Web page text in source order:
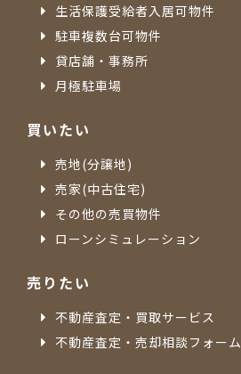
生活保護受給者入居可物件
駐車複数台可物件
貸店舗・事務所
月極駐車場
買いたい
売地(分譲地)
売家(中古住宅)
その他の売買物件
ローンシミュレーション
売りたい
不動産査定・買取サービス
不動産査定・売却相談フォーム